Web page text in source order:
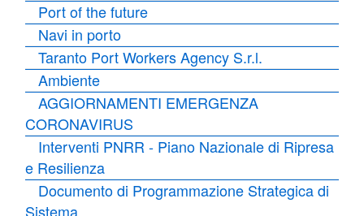
Port of the future
Navi in porto
Taranto Port Workers Agency S.r.l.
Ambiente
AGGIORNAMENTI EMERGENZA
CORONAVIRUS
Interventi PNRR - Piano Nazionale di Ripresa
e Resilienza
Documento di Programmazione Strategica di
Sistema